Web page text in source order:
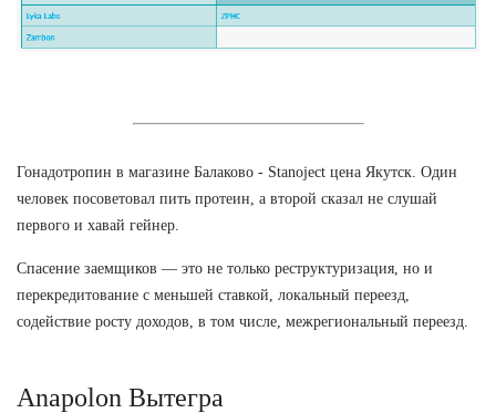
Гонадотропин в магазине Балаково - Stanoject цена Якутск. Один
человек посоветовал пить протеин, а второй сказал не слушай
первого и хавай гейнер.
Спасение заемщиков — это не только реструктуризация, но и
перекредитование с меньшей ставкой, локальный переезд,
содействие росту доходов, в том числе, межрегиональный переезд.
Anapolon Вытегра